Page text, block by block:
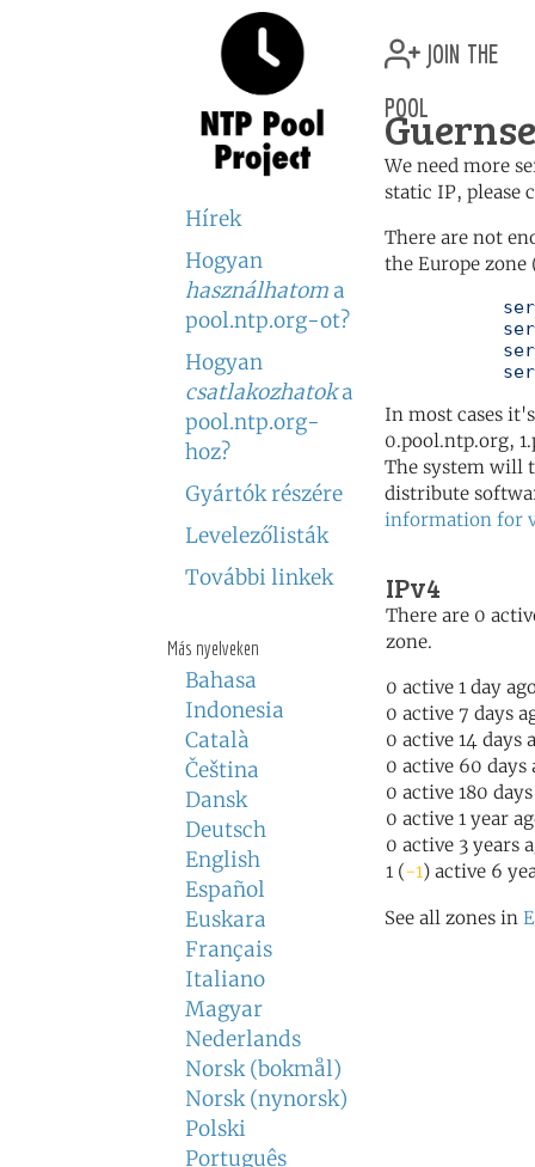
Hírek
Hogyan
használhatom a
pool.ntp.org-ot?
Hogyan
csatlakozhatoka
pool.ntp.org-
hoz?
Gyártók részére
Levelezőlisták
További linkek
Más nyelveken
Bahasa
Indonesia
Català
Čeština
Dansk
Deutsch
English
Español
Euskara
Français
Italiano
Magyar
Nederlands
Norsk (bokmål)
Norsk (nynorsk)
Polski
Português
join the
pool
We need more
static IP, please
There are not
the Europe
In most cases
0.pool.ntp.org,
The system will
distribute
information for
IPv4
There are 0
zone.
0 active 1 day
0 active 7 days
0 active 14 days
0 active 60 days
0 active 180
0 active 1 year
0 active 3 years
1 (-1) active 6
See all zones in